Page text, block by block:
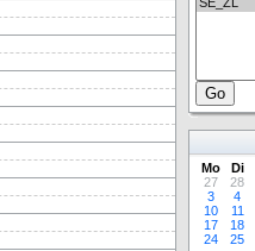
Mo
Di
27
28
3
4
10
11
17
18
24
25